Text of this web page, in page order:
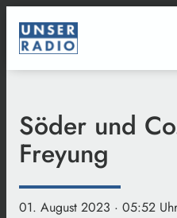
Söder und
Freyung
01. August 2023 · 05:52 Uhr